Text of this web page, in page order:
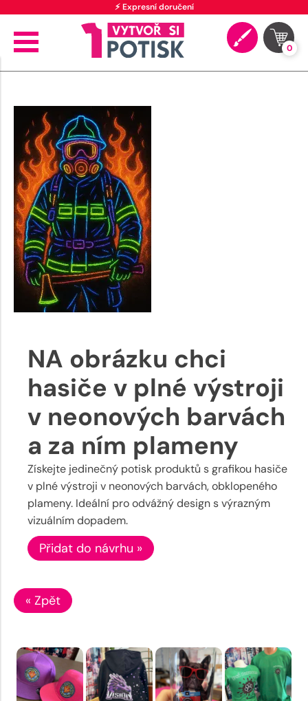
⚡ Expresní doručení
0
NA obrázku chci
hasiče v plné výstroji
v neonových barvách
a za ním plameny
Získejte jedinečný potisk produktů s grafikou hasiče
v plné výstroji v neonových barvách, obklopeného
plameny. Ideální pro odvážný design s výrazným
vizuálním dopadem.
Přidat do návrhu »
« Zpět